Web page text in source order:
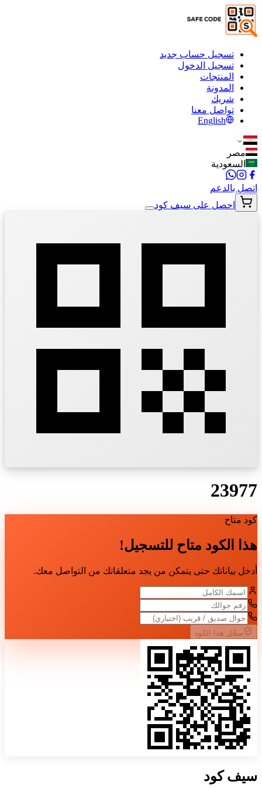
تسجيل حساب جديد
تسجيل الدخول
المنتجات
المدونة
شريك
تواصل معنا
English
مصر
السعودية
اتصل بالدعم
احصل على سيف كود
23977
كود متاح
هذا الكود متاح للتسجيل!
أدخل بياناتك حتى يتمكن من يجد متعلقاتك من التواصل معك.
سجّل هذا الكود
سيفكود